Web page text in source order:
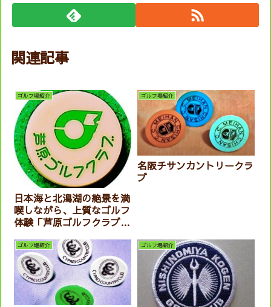
関連記事
ゴルフ場紹介
日本海と北潟湖の絶景を満
喫しながら、上質なゴルフ
体験「芦原ゴルフクラブ」
ゴルフ場紹介
名阪チサンカントリークラ
ブ
ゴルフ場紹介 ゴルフ場紹介